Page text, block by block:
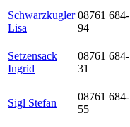
Schwarzkugler
Lisa
08761 684-
94
Setzensack
Ingrid
08761 684-
31
Sigl Stefan
08761 684-
55